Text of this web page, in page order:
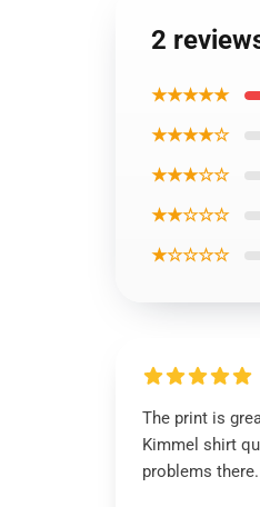
2
★★★★★
★★★★☆
★★★☆☆
★★☆☆☆
★☆☆☆☆
The print is
Kimmel shirt
problems